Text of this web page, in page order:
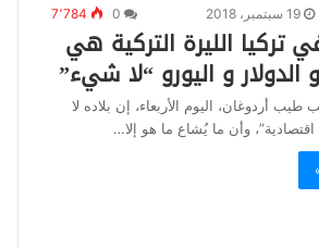
19 سبتمبر، 2018 7٬784
تركيا الليرة التركية هي
الدولار و اليورو “لا شيء”
أردوغان، اليوم الأربعاء، إن بلاده لا
وأن ما يُشاع ما هو إلا…